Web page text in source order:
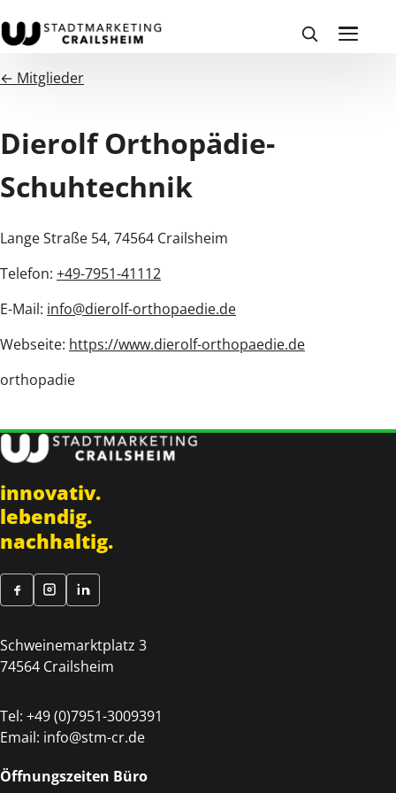
← Mitglieder
Dierolf Orthopädie-
Schuhtechnik
Lange Straße 54, 74564 Crailsheim
Telefon: +49-7951-41112
E-Mail: info@dierolf-orthopaedie.de
Webseite: https://www.dierolf-orthopaedie.de
orthopadie
innovativ.
lebendig.
nachhaltig.
Schweinemarktplatz 3
74564 Crailsheim
Tel: +49 (0)7951-3009391
Email: info@stm-cr.de
Öffnungszeiten Büro